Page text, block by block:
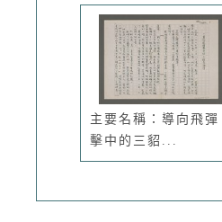
主要名稱：導向飛彈
擊中的三貂...